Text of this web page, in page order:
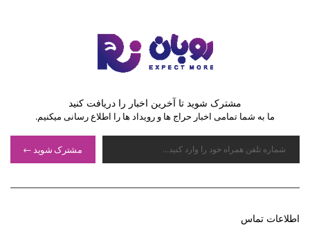
مشترک شوید تا آخرین اخبار را دریافت کنید
ما به شما تمامی اخبار حراج ها و رویداد ها را اطلاع رسانی میکنیم.
مشترک شوید
اطلاعات تماس